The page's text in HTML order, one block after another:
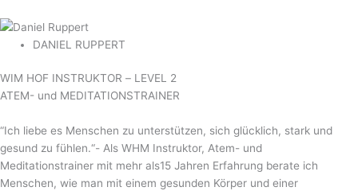
DANIEL RUPPERT
WIM HOF INSTRUKTOR – LEVEL 2
ATEM- und MEDITATIONSTRAINER
“Ich liebe es Menschen zu unterstützen, sich glücklich, stark und
gesund zu fühlen.“- Als WHM Instruktor, Atem- und
Meditationstrainer mit mehr als15 Jahren Erfahrung berate ich
Menschen, wie man mit einem gesunden Körper und einer